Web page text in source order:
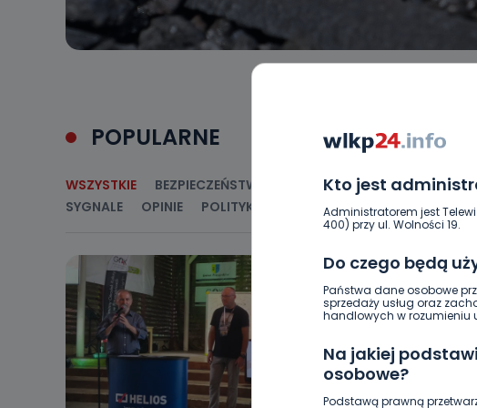
Kto jest
Administratorem jest
400) przy ul. Wolności 19.
Do czego będą
Państwa dane osobowe
sprzedaży usług oraz
handlowych w rozumieniu
Na jakiej
osobowe?
Podstawą prawną
POPULARNE
WSZYSTKIE BEZPIECZEŃSTWO CIEKAWOSTKI EDUKACJA
SYGNALE
OPINIE POLITYKA RELIGIA SAMORZĄD